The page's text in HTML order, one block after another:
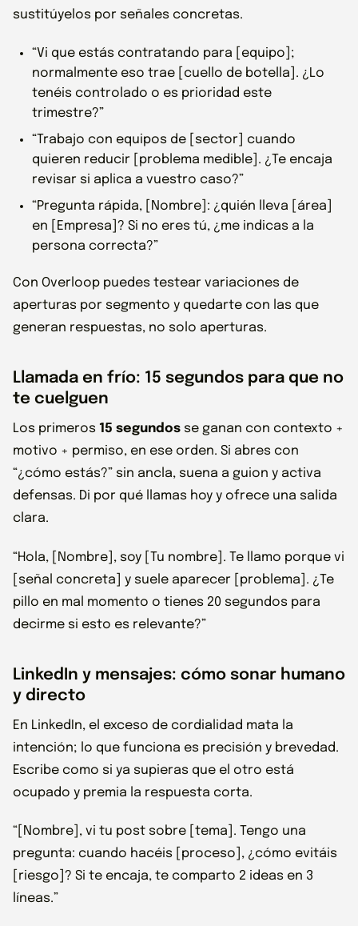
sustitúyelos por señales concretas.
“Vi que estás contratando para [equipo];
normalmente eso trae [cuello de botella]. ¿Lo
tenéis controlado o es prioridad este
trimestre?”
“Trabajo con equipos de [sector] cuando
quieren reducir [problema medible]. ¿Te encaja
revisar si aplica a vuestro caso?”
“Pregunta rápida, [Nombre]: ¿quién lleva [área]
en [Empresa]? Si no eres tú, ¿me indicas a la
persona correcta?”
Con Overloop puedes testear variaciones de
aperturas por segmento y quedarte con las que
generan respuestas, no solo aperturas.
Llamada en frío: 15 segundos para que no
te cuelguen
Los primeros 15 segundos se ganan con contexto +
motivo + permiso, en ese orden. Si abres con
“¿cómo estás?” sin ancla, suena a guion y activa
defensas. Di por qué llamas hoy y ofrece una salida
clara.
“Hola, [Nombre], soy [Tu nombre]. Te llamo porque vi
[señal concreta] y suele aparecer [problema]. ¿Te
pillo en mal momento o tienes 20 segundos para
decirme si esto es relevante?”
LinkedIn y mensajes: cómo sonar humano
y directo
En LinkedIn, el exceso de cordialidad mata la
intención; lo que funciona es precisión y brevedad.
Escribe como si ya supieras que el otro está
ocupado y premia la respuesta corta.
“[Nombre], vi tu post sobre [tema]. Tengo una
pregunta: cuando hacéis [proceso], ¿cómo evitáis
[riesgo]? Si te encaja, te comparto 2 ideas en 3
líneas.”